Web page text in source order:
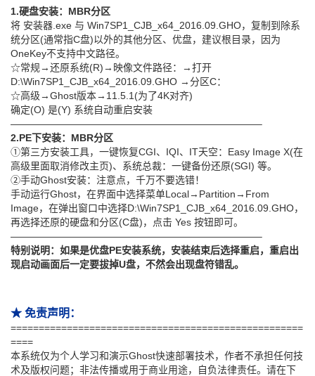
1.硬盘安装：MBR分区
将 安装器.exe 与 Win7SP1_CJB_x64_2016.09.GHO，复制到除系
统分区(通常指C盘)以外的其他分区、优盘，建议根目录，因为
OneKey不支持中文路径。
☆常规→还原系统(R)→映像文件路径：→打开
D:\Win7SP1_CJB_x64_2016.09.GHO →分区C：
☆高级→Ghost版本→11.5.1(为了4K对齐)
确定(O) 是(Y) 系统自动重启安装
—————————————————————————–
2.PE下安装：MBR分区
①第三方安装工具，一键恢复CGI、IQI、IT天空：Easy Image X(在
高级里面取消修改主页)、系统总裁：一键备份还原(SGI) 等。
②手动Ghost安装：注意点，千万不要选错！
手动运行Ghost，在界面中选择菜单Local→Partition→From
Image，在弹出窗口中选择D:\Win7SP1_CJB_x64_2016.09.GHO，
再选择还原的硬盘和分区(C盘)，点击 Yes 按钮即可。
—————————————————————————–
特别说明：如果是优盘PE安装系统，安装结束后选择重启，重启出
现启动画面后一定要拔掉U盘，不然会出现盘符错乱。
★ 免责声明：
====================================================
====
本系统仅为个人学习和演示Ghost快速部署技术，作者不承担任何技
术及版权问题；非法传播或用于商业用途，自负法律责任。请在下